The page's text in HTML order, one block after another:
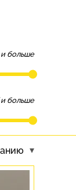
и больше
и больше